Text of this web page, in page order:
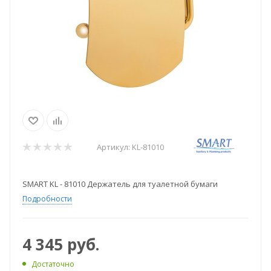
Артикул: KL-81010
SMART KL - 81010 Держатель для туалетной бумаги
Подробности
4 345 руб.
Достаточно